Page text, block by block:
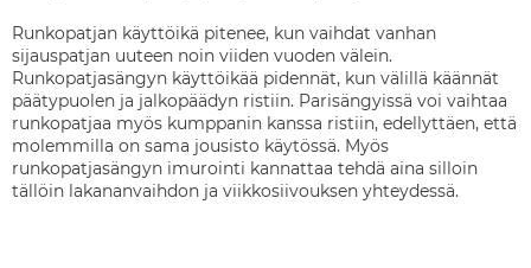
Runkopatjan käyttöikä pitenee, kun vaihdat vanhan
sijauspatjan uuteen noin viiden vuoden välein.
Runkopatjasängyn käyttöikää pidennät, kun välillä käännät
päätypuolen ja jalkopäädyn ristiin. Parisängyissä voi vaihtaa
runkopatjaa myös kumppanin kanssa ristiin, edellyttäen, että
molemmilla on sama jousisto käytössä. Myös
runkopatjasängyn imurointi kannattaa tehdä aina silloin
tällöin lakananvaihdon ja viikkosiivouksen yhteydessä.